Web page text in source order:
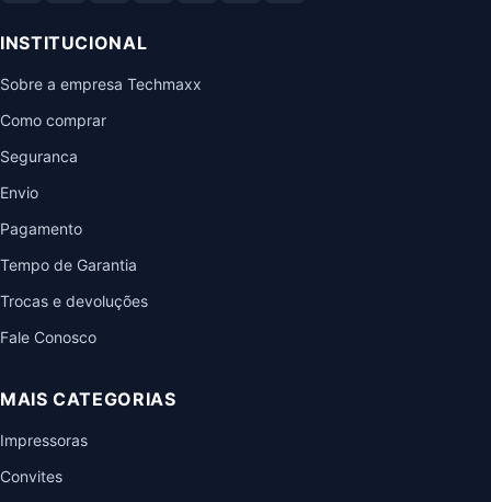
INSTITUCIONAL
Sobre a empresa Techmaxx
Como comprar
Seguranca
Envio
Pagamento
Tempo de Garantia
Trocas e devoluções
Fale Conosco
MAIS CATEGORIAS
Impressoras
Convites